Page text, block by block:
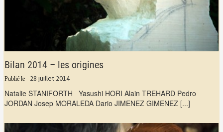
Bilan 2014 – les origines
28 juillet 2014
Natalie STANIFORTH Yasushi HORI Alain TREHARD Pedro
JORDAN Josep MORALEDA Dario JIMENEZ GIMENEZ [...]